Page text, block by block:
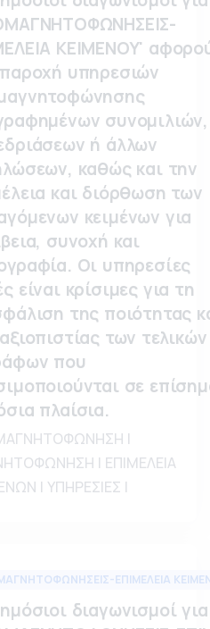
ΚΕΙΜΕΝΟΥ'
υπηρεσιών
συνομιλιών,
ή άλλων
καθώς και την
και διόρθωση των
κειμένων για
συνοχή και
Οι υπηρεσίες
είναι κρίσιμες για τη
της ποιότητας
των τελικών
που
σε
πλαίσια.
|
| ΕΠΙΜΕΛΕΙΑ
| ΥΠΗΡΕΣΙΕΣ |
ΕΠΙΜΕΛΕΙΑ
διαγωνισμοί για